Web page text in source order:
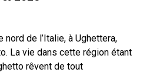
de l’Italie, à Ughettera,
La vie dans cette région étant
rêvent de tout